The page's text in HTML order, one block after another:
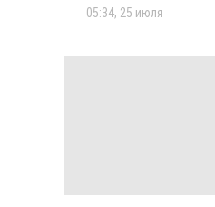
05:34, 25 июля